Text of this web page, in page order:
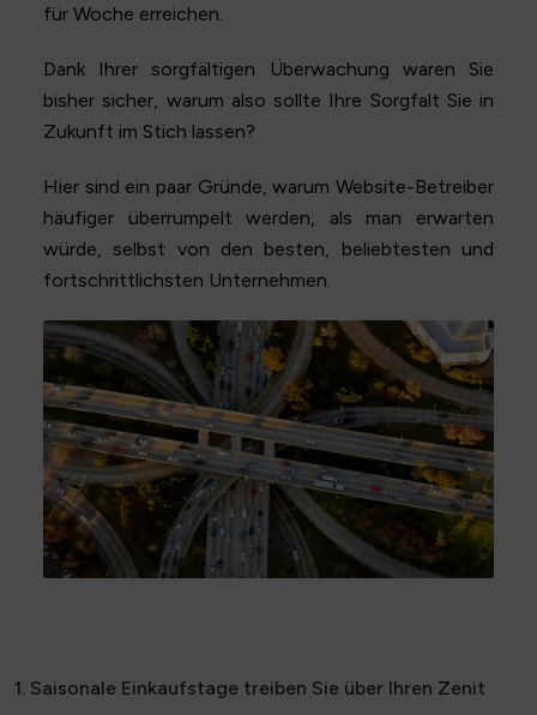
für Woche erreichen.
Dank Ihrer sorgfältigen Überwachung waren Sie
bisher sicher, warum also sollte Ihre Sorgfalt Sie in
Zukunft im Stich lassen?
Hier sind ein paar Gründe, warum Website-Betreiber
häufiger überrumpelt werden, als man erwarten
würde, selbst von den besten, beliebtesten und
fortschrittlichsten Unternehmen.
1. Saisonale Einkaufstage treiben Sie über Ihren Zenit